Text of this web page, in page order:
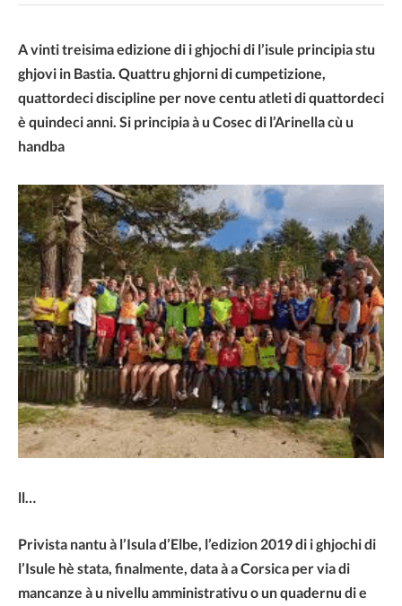
A vinti treisima edizione di i ghjochi di l’isule principia stu
ghjovi in Bastia. Quattru ghjorni di cumpetizione,
quattordeci discipline per nove centu atleti di quattordeci
è quindeci anni. Si principia à u Cosec di l’Arinella cù u
handba
ll…
Privista nantu à l’Isula d’Elbe, l’edizion 2019 di i ghjochi di
l’Isule hè stata, finalmente, data à a Corsica per via di
mancanze à u nivellu amministrativu o un quadernu di e